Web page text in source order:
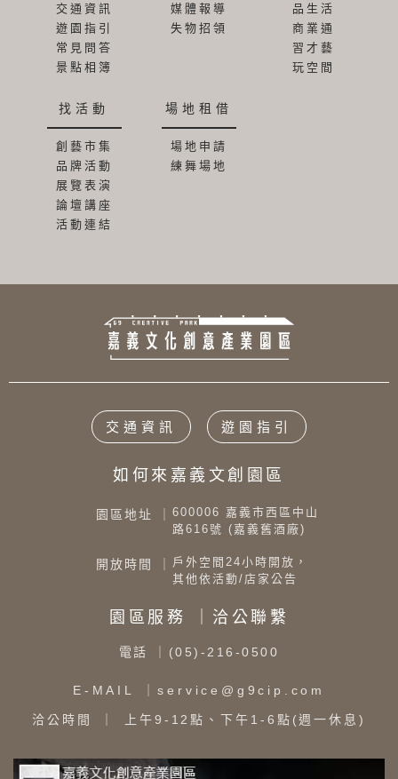
交通資訊
遊園指引
常見問答
景點相簿
媒體報導
失物招領
品生活
商業通
習才藝
玩空間
找活動
創藝市集
品牌活動
展覽表演
論壇講座
活動連結
場地租借
場地申請
練舞場地
交通資訊 遊園指引
如何來嘉義文創園區
園區地址 ｜ 600006 嘉義市西區中山
路616號 (嘉義舊酒廠)
開放時間 ｜ 戶外空間24小時開放，
其他依活動/店家公告
園區服務 ｜洽公聯繫
電話 ｜(05)-216-0500
E-MAIL ｜service@g9cip.com
洽公時間 ｜ 上午9-12點、下午1-6點(週一休息)